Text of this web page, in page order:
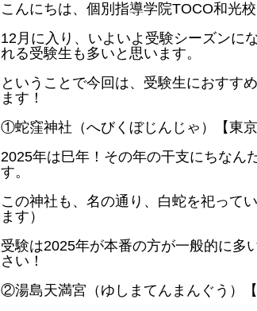
こんにちは、個別指導学院TOCO和光校
12月に入り、いよいよ受験シーズンに
れる受験生も多いと思います。
ということで今回は、受験生におすす
ます！
①蛇窪神社（へびくぼじんじゃ）【東
2025年は巳年！その年の干支にちなん
す。
この神社も、名の通り、白蛇を祀って
ます）
受験は2025年が本番の方が一般的に多
さい！
②湯島天満宮（ゆしまてんまんぐう）